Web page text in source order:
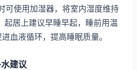
可使用加湿器，将室内湿度维持
居上建议早睡早起，睡前用温
血液循环，提高睡眠质量。
建议